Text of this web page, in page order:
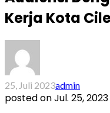
Kerja Kota
25, Juli 2023admin
posted onJul. 25,